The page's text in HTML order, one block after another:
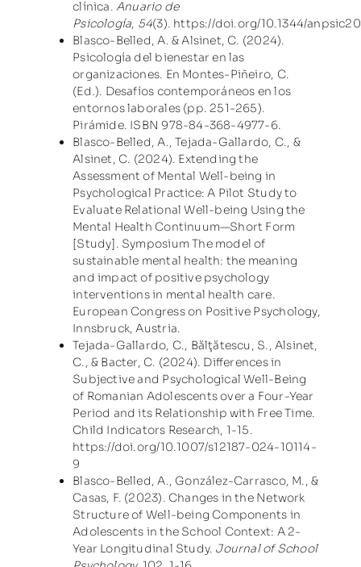
clínica.Anuario de
Psicología, 54(3). https://doi.org/10.1344/
Blasco-Belled, A. & Alsinet, C. (2024).
Psicología del bienestar en las
organizaciones. En Montes-Piñeiro, C.
(Ed.). Desafíos contemporáneos en los
entornos laborales (pp. 251-265).
Pirámide. ISBN 978-84-368-4977-6.
Blasco-Belled, A., Tejada-Gallardo, C., &
Alsinet, C. (2024). Extending the
Assessment of Mental Well-being in
Psychological Practice: A Pilot Study to
Evaluate Relational Well-being Using the
Mental Health Continuum—Short Form
[Study]. Symposium The model of
sustainable mental health: the meaning
and impact of positive psychology
interventions in mental health care.
European Congress on Positive Psychology,
Innsbruck, Austria.
Tejada-Gallardo, C., Bălţătescu, S., Alsinet,
C., & Bacter, C. (2024). Differences in
Subjective and Psychological Well-Being
of Romanian Adolescents over a Four-Year
Period and its Relationship with Free Time.
Child Indicators Research, 1-15.
https://doi.org/10.1007/s12187-024-10114-
9
Blasco-Belled, A., González-Carrasco, M., &
Casas, F. (2023). Changes in the Network
Structure of Well-being Components in
Adolescents in the School Context: A 2-
Year Longitudinal Study. Journal of School